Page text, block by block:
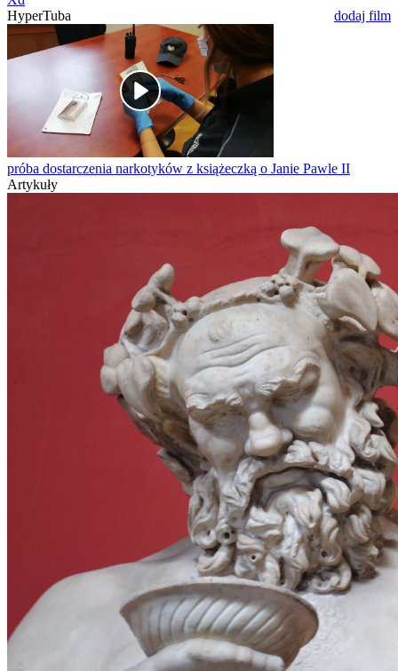
HyperTuba
dodaj film
próba dostarczenia narkotyków z książeczką o Janie Pawle II
Artykuły